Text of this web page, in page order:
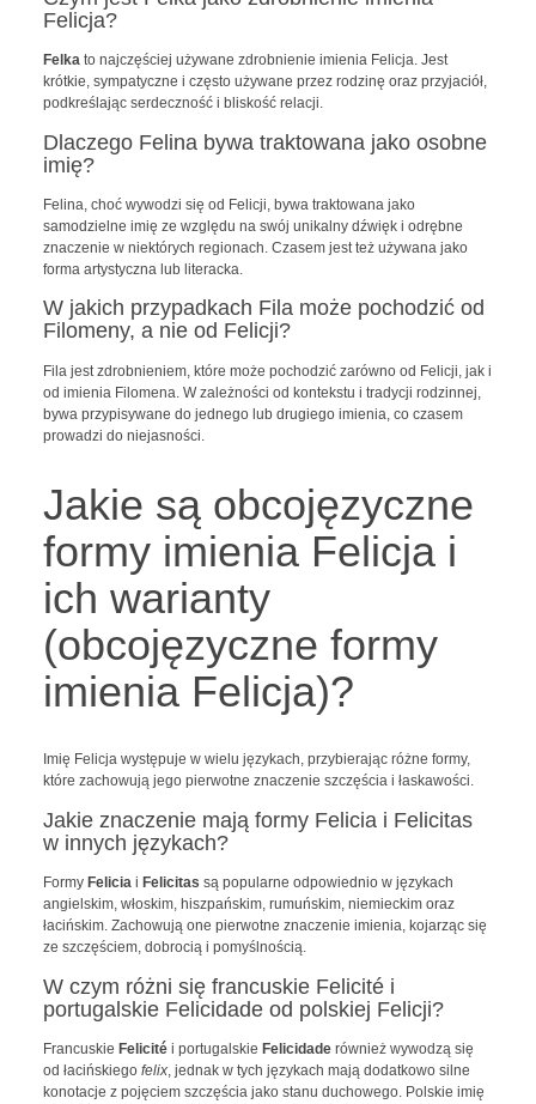
Felicja?
Felkato najczęściej używane zdrobnienie imienia Felicja. Jest
krótkie, sympatyczne i często używane przez rodzinę oraz przyjaciół,
podkreślając serdeczność i bliskość relacji.
Dlaczego Felina bywa traktowana jako osobne
imię?
Felina, choć wywodzi się od Felicji, bywa traktowana jako
samodzielne imię ze względu na swój unikalny dźwięk i odrębne
znaczenie w niektórych regionach. Czasem jest też używana jako
forma artystyczna lub literacka.
W jakich przypadkach Fila może pochodzić od
Filomeny, a nie od Felicji?
Fila jest zdrobnieniem, które może pochodzić zarówno od Felicji, jak i
od imienia Filomena. W zależności od kontekstu i tradycji rodzinnej,
bywa przypisywane do jednego lub drugiego imienia, co czasem
prowadzi do niejasności.
Jakie są obcojęzyczne
formy imienia Felicja i
ich warianty
(obcojęzyczne formy
imienia Felicja)?
Imię Felicja występuje w wielu językach, przybierając różne formy,
które zachowują jego pierwotne znaczenie szczęścia i łaskawości.
Jakie znaczenie mają formy Felicia i Felicitas
w innych językach?
Formy Feliciai Felicitas są popularne odpowiednio w językach
angielskim, włoskim, hiszpańskim, rumuńskim, niemieckim oraz
łacińskim. Zachowują one pierwotne znaczenie imienia, kojarząc się
ze szczęściem, dobrocią i pomyślnością.
W czym różni się francuskie Felicité i
portugalskie Felicidade od polskiej Felicji?
Francuskie Felicitéi portugalskie Felicidaderównież wywodzą się
od łacińskiego felix, jednak w tych językach mają dodatkowo silne
konotacje z pojęciem szczęścia jako stanu duchowego. Polskie imię